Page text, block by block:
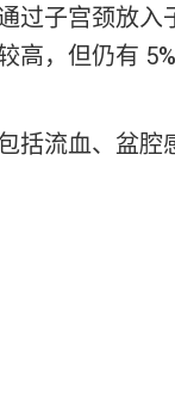
子宫颈放
，但仍有
流血、盆